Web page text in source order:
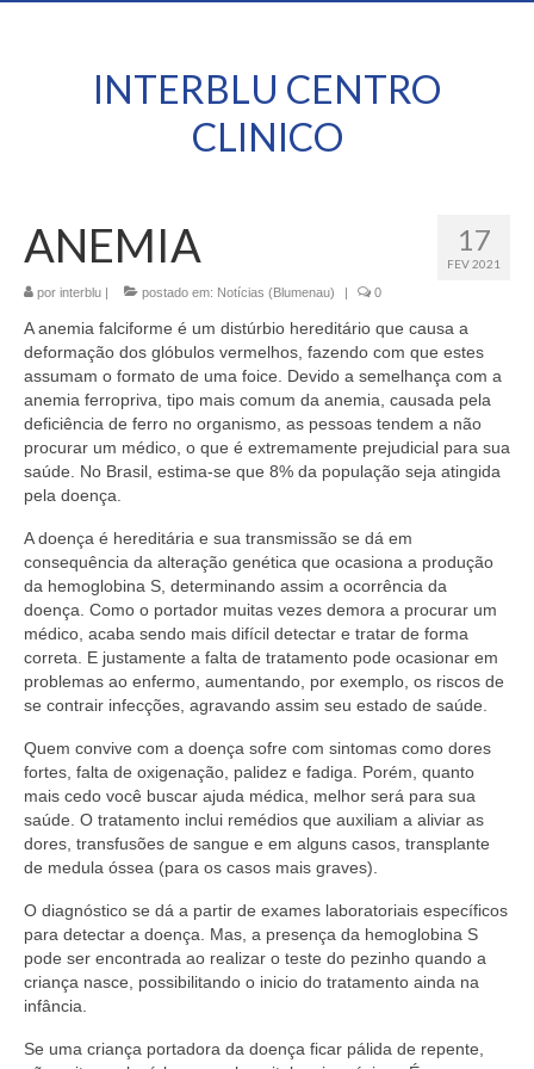
INTERBLU CENTRO
CLINICO
17
FEV 2021
ANEMIA
por interblu | postado em: Notícias (Blumenau) | 0
A anemia falciforme é um distúrbio hereditário que causa a
deformação dos glóbulos vermelhos, fazendo com que estes
assumam o formato de uma foice. Devido a semelhança com a
anemia ferropriva, tipo mais comum da anemia, causada pela
deficiência de ferro no organismo, as pessoas tendem a não
procurar um médico, o que é extremamente prejudicial para sua
saúde. No Brasil, estima-se que 8% da população seja atingida
pela doença.
A doença é hereditária e sua transmissão se dá em
consequência da alteração genética que ocasiona a produção
da hemoglobina S, determinando assim a ocorrência da
doença. Como o portador muitas vezes demora a procurar um
médico, acaba sendo mais difícil detectar e tratar de forma
correta. E justamente a falta de tratamento pode ocasionar em
problemas ao enfermo, aumentando, por exemplo, os riscos de
se contrair infecções, agravando assim seu estado de saúde.
Quem convive com a doença sofre com sintomas como dores
fortes, falta de oxigenação, palidez e fadiga. Porém, quanto
mais cedo você buscar ajuda médica, melhor será para sua
saúde. O tratamento inclui remédios que auxiliam a aliviar as
dores, transfusões de sangue e em alguns casos, transplante
de medula óssea (para os casos mais graves).
O diagnóstico se dá a partir de exames laboratoriais específicos
para detectar a doença. Mas, a presença da hemoglobina S
pode ser encontrada ao realizar o teste do pezinho quando a
criança nasce, possibilitando o inicio do tratamento ainda na
infância.
Se uma criança portadora da doença ficar pálida de repente,